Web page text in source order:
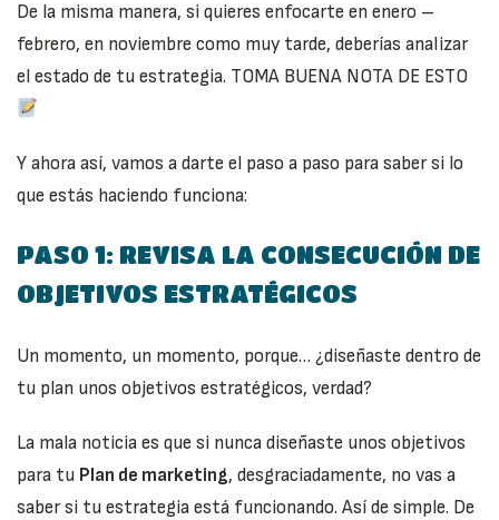
De la misma manera, si quieres enfocarte en enero –
febrero, en noviembre como muy tarde, deberías analizar
el estado de tu estrategia. TOMA BUENA NOTA DE ESTO
Y ahora así, vamos a darte el paso a paso para saber si lo
que estás haciendo funciona:
PASO 1: REVISA LA CONSECUCIÓN DE
OBJETIVOS ESTRATÉGICOS
Un momento, un momento, porque… ¿diseñaste dentro de
tu plan unos objetivos estratégicos, verdad?
La mala noticia es que si nunca diseñaste unos objetivos
para tu Plan de marketing, desgraciadamente, no vas a
saber si tu estrategia está funcionando. Así de simple. De